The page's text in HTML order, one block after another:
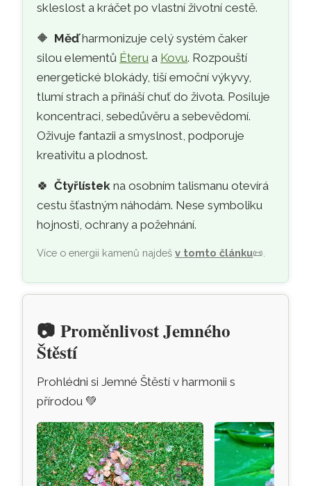
skleslost a kráčet po vlastní životní cestě.
🔶 Měďharmonizuje celý systém čaker
silou elementů Éteru a Kovu. Rozpouští
energetické blokády, tiší emoční výkyvy,
tlumí strach a přináší chuť do života. Posiluje
koncentraci, sebedůvěru a sebevědomí.
Oživuje fantazii a smyslnost, podporuje
kreativitu a plodnost.
🍀Čtyřlístek na osobním talismanu otevírá
cestu šťastným náhodám. Nese symboliku
hojnosti, ochrany a požehnání.
Více o energii kamenů najdešv tomto článku📜
📷Proměnlivost Jemného
Štěstí
Prohlédni si Jemné Štěstí v harmonii s
přírodou 💚